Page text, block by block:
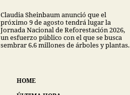
Claudia Sheinbaum anunció que el
próximo 9 de agosto tendrá lugar la
Jornada Nacional de Reforestación 2026,
un esfuerzo público con el que se busca
sembrar 6.6 millones de árboles y plantas.
HOME